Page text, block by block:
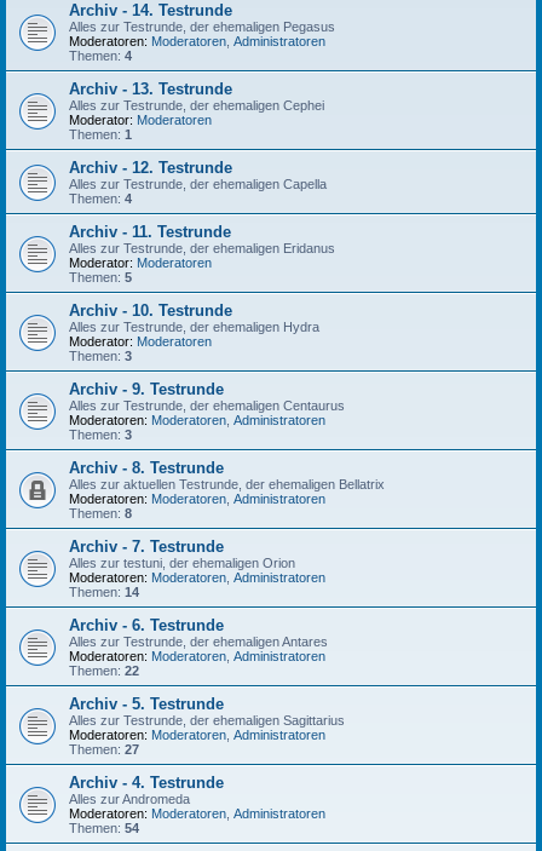
Archiv - 14. Testrunde
Alles zur Testrunde, der ehemaligen Pegasus
Moderatoren: Moderatoren Administratoren
Themen: 4
Archiv - 13. Testrunde
Alles zur Testrunde, der ehemaligen Cephei
Moderator: Moderatoren
Themen: 1
Archiv - 12. Testrunde
Alles zur Testrunde, der ehemaligen Capella
Themen: 4
Archiv - 11. Testrunde
Alles zur Testrunde, der ehemaligen Eridanus
Moderator: Moderatoren
Themen: 5
Archiv - 10. Testrunde
Alles zur Testrunde, der ehemaligen Hydra
Moderator: Moderatoren
Themen: 3
Archiv - 9. Testrunde
Alles zur Testrunde, der ehemaligen Centaurus
Moderatoren: Moderatoren Administratoren
Themen: 3
Archiv - 8. Testrunde
Alles zur aktuellen Testrunde, der ehemaligen Bellatrix
Moderatoren: Moderatoren Administratoren
Themen: 8
Archiv - 7. Testrunde
Alles zur testuni, der ehemaligen Orion
Moderatoren: Moderatoren Administratoren
Themen: 14
Archiv - 6. Testrunde
Alles zur Testrunde, der ehemaligen Antares
Moderatoren: Moderatoren Administratoren
Themen: 22
Archiv - 5. Testrunde
Alles zur Testrunde, der ehemaligen Sagittarius
Moderatoren: Moderatoren Administratoren
Themen: 27
Archiv - 4. Testrunde
Alles zur Andromeda
Moderatoren: Moderatoren Administratoren
Themen: 54